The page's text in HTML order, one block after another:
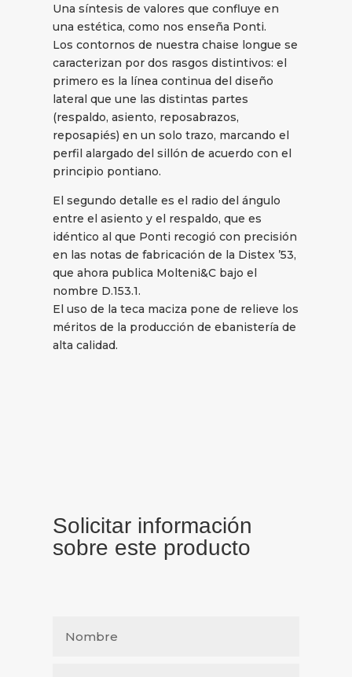
Una síntesis de valores que confluye en
una estética, como nos enseña Ponti.
Los contornos de nuestra chaise longue se
caracterizan por dos rasgos distintivos: el
primero es la línea continua del diseño
lateral que une las distintas partes
(respaldo, asiento, reposabrazos,
reposapiés) en un solo trazo, marcando el
perfil alargado del sillón de acuerdo con el
principio pontiano.
El segundo detalle es el radio del ángulo
entre el asiento y el respaldo, que es
idéntico al que Ponti recogió con precisión
en las notas de fabricación de la Distex ’53,
que ahora publica Molteni&C bajo el
nombre D.153.1.
El uso de la teca maciza pone de relieve los
méritos de la producción de ebanistería de
alta calidad.
Solicitar información
sobre este producto